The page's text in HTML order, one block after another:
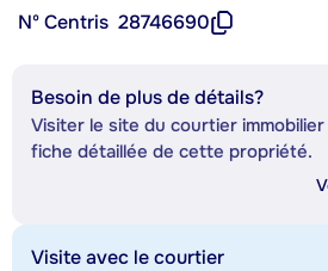
Nº Centris 28746690
Besoin de plus de détails?
Visiter le site du courtier
fiche détaillée de cette propriété.
Visite avec le courtier